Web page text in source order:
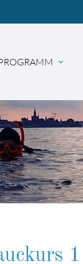
expand_more
1